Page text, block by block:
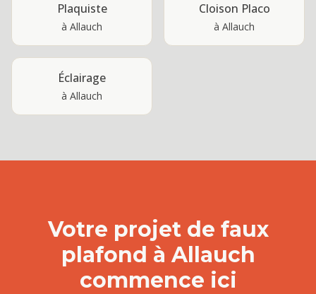
Plaquiste
à Allauch
Cloison Placo
à Allauch
Éclairage
à Allauch
Votre projet de faux
plafond à Allauch
commence ici